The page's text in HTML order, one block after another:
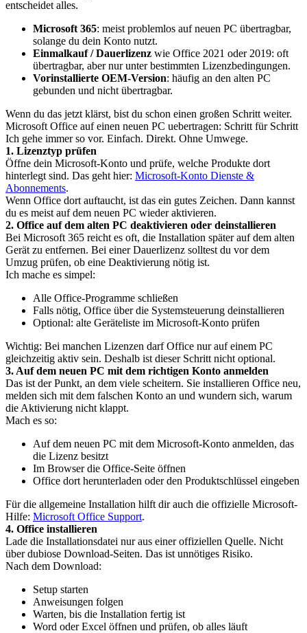
entscheidet alles.
Microsoft 365: meist problemlos auf neuen PC übertragbar,
solange du dein Konto nutzt.
Einmalkauf / Dauerlizenz wie Office 2021 oder 2019: oft
übertragbar, aber nur unter bestimmten Lizenzbedingungen.
Vorinstallierte OEM-Version: häufig an den alten PC
gebunden und nicht übertragbar.
Wenn du das jetzt klärst, bist du schon einen großen Schritt weiter.
Microsoft Office auf einen neuen PC uebertragen: Schritt für Schritt
Ich gehe immer so vor. Einfach. Direkt. Ohne Umwege.
1. Lizenztyp prüfen
Öffne dein Microsoft-Konto und prüfe, welche Produkte dort
hinterlegt sind. Das geht hier: Microsoft-Konto Dienste &
Abonnements.
Wenn Office dort auftaucht, ist das ein gutes Zeichen. Dann kannst
du es meist auf dem neuen PC wieder aktivieren.
2. Office auf dem alten PC deaktivieren oder deinstallieren
Bei Microsoft 365 reicht es oft, die Installation später auf dem alten
Gerät zu entfernen. Bei einer Dauerlizenz solltest du vor dem
Umzug prüfen, ob eine Deaktivierung nötig ist.
Ich mache es simpel:
Alle Office-Programme schließen
Falls nötig, Office über die Systemsteuerung deinstallieren
Optional: alte Geräteliste im Microsoft-Konto prüfen
Wichtig: Bei manchen Lizenzen darf Office nur auf einem PC
gleichzeitig aktiv sein. Deshalb ist dieser Schritt nicht optional.
3. Auf dem neuen PC mit dem richtigen Konto anmelden
Das ist der Punkt, an dem viele scheitern. Sie installieren Office neu,
melden sich mit dem falschen Konto an und wundern sich, warum
die Aktivierung nicht klappt.
Mach es so:
Auf dem neuen PC mit dem Microsoft-Konto anmelden, das
die Lizenz besitzt
Im Browser die Office-Seite öffnen
Office dort herunterladen oder den Produktschlüssel eingeben
Für die allgemeine Installation hilft dir auch die offizielle Microsoft-
Hilfe: Microsoft Office Support.
4. Office installieren
Lade die Installationsdatei nur aus einer offiziellen Quelle. Nicht
über dubiose Download-Seiten. Das ist unnötiges Risiko.
Nach dem Download:
Setup starten
Anweisungen folgen
Warten, bis die Installation fertig ist
Word oder Excel öffnen und prüfen, ob alles läuft